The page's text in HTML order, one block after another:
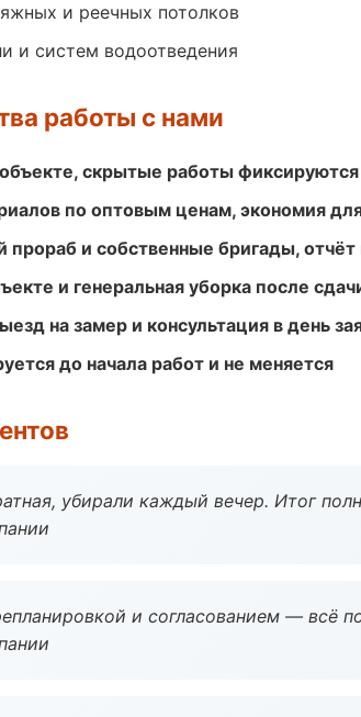
и реечных потолков
и систем водоотведения
работы с нами
скрытые работы
по оптовым ценам, экономия
прораб и собственные бригады,
и генеральная уборка после
на замер и консультация в день
до начала работ и не меняется
убирали каждый вечер. Итог
и согласованием — всё